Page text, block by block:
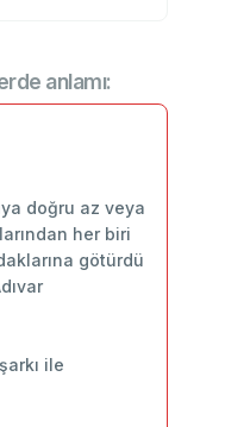
anlamı:
doğru az veya
her biri
götürdü
ile